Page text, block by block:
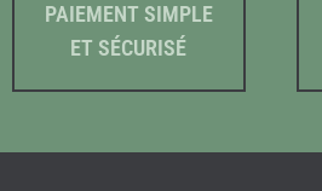
PAIEMENT SIMPLE
ET SÉCURISÉ